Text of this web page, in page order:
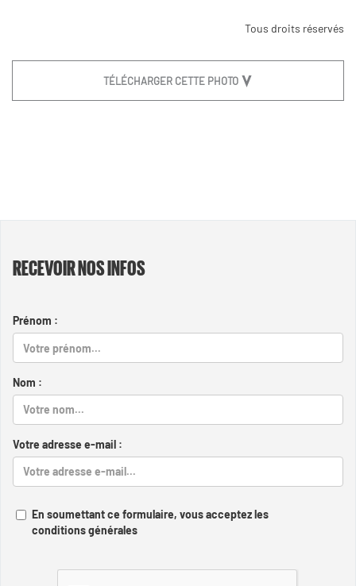
Tous droits réservés
TÉLÉCHARGER CETTE PHOTO
RECEVOIR NOS INFOS
Prénom :
Nom :
Votre adresse e-mail :
En soumettant ce formulaire, vous acceptez les
conditions générales